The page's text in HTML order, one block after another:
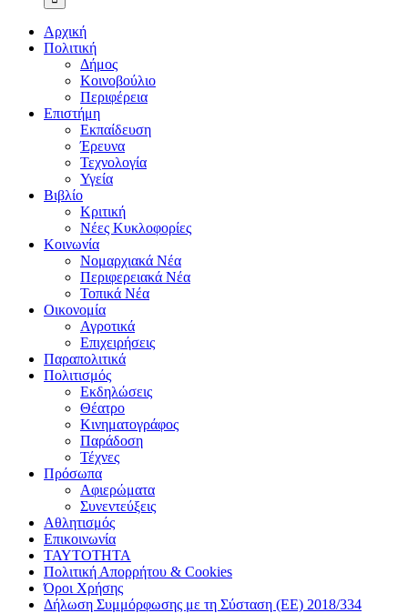
Αρχική
Πολιτική
Δήμος
Κοινοβούλιο
Περιφέρεια
Επιστήμη
Εκπαίδευση
Έρευνα
Τεχνολογία
Υγεία
Βιβλίο
Κριτική
Νέες Κυκλοφορίες
Κοινωνία
Νομαρχιακά Νέα
Περιφερειακά Νέα
Τοπικά Νέα
Οικονομία
Αγροτικά
Επιχειρήσεις
Παραπολιτικά
Πολιτισμός
Εκδηλώσεις
Θέατρο
Κινηματογράφος
Παράδοση
Τέχνες
Πρόσωπα
Αφιερώματα
Συνεντεύξεις
Αθλητισμός
Επικοινωνία
ΤΑΥΤΟΤΗΤΑ
Πολιτική Απορρήτου & Cookies
Όροι Χρήσης
Δήλωση Συμμόρφωσης με τη Σύσταση (ΕΕ) 2018/334